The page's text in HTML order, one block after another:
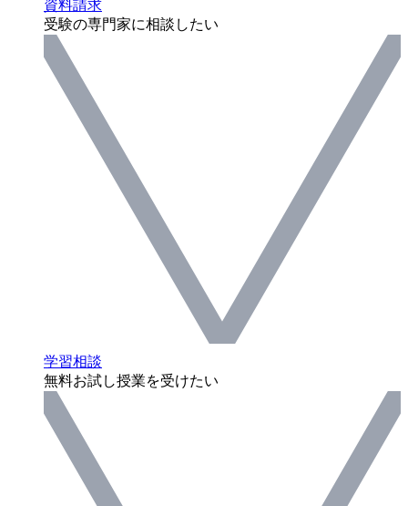
資料請求
受験の専門家に相談したい
学習相談
無料お試し授業を受けたい